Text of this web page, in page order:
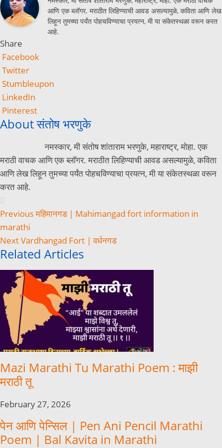
आणि एक ब्लॉगर. मराठीत लिहिण्याची आवड असल्यामुळे, कविता आणि लेख
लिहून तुमच्या पर्यंत पोहचविण्याचा प्रयत्न, मी या संकेतस्थळा वरून करत
आहे.
Share
Facebook
Twitter
Stumbleupon
LinkedIn
Pinterest
About संतोष भरणुके
नमस्कार, मी संतोष शांताराम भरणुके, महाराष्ट्र, मोहा. एक
मराठी वाचक आणि एक ब्लॉगर. मराठीत लिहिण्याची आवड असल्यामुळे, कविता
आणि लेख लिहून तुमच्या पर्यंत पोहचविण्याचा प्रयत्न, मी या संकेतस्थळा वरून
करत आहे.
Previousमहिमानगड | Mahimangad fort information in
marathi
NextVardhangad Fort | वर्धनगड
Related Articles
Mazi Marathi Tu Marathi Poem : माझी
मराठी तू
February 27, 2026
पेन आणि पेन्सिल | Pen Ani Pencil Marathi
Poem | Bal Kavita in Marathi